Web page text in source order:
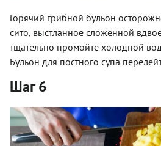
Горячий грибной бульон
сито, выстланное сложенной
тщательно промойте холодной
Бульон для постного супа
Шаг 6